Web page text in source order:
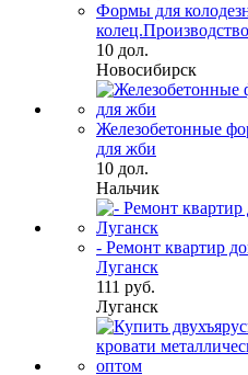
Формы для
10 дол.
Новосибирск
Железобетонные
для жби
10 дол.
Нальчик
- Ремонт квартир
Луганск
111 руб.
Луганск